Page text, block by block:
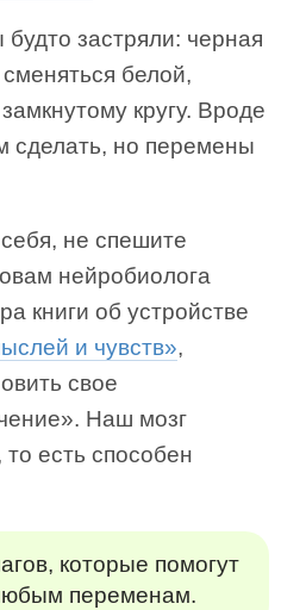
застряли: черная
белой,
кругу. Вроде
сделать, но перемены
не спешите
нейробиолога
книги об устройстве
и чувств»,
свое
Наш мозг
есть способен
которые помогут
переменам.